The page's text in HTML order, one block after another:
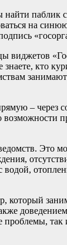
паблик
на
виджетов
кто
– через
возможности
Это
который
проблемы,